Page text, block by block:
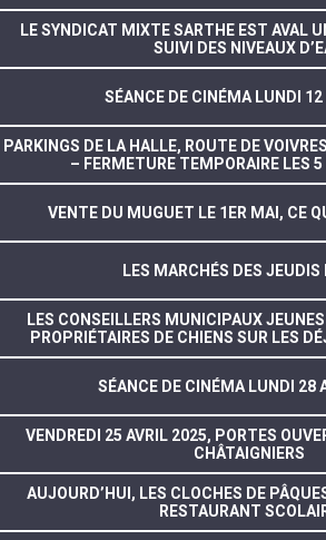
LE SYNDICAT MIXTE SARTHE EST AVAL
SUIVI DES NIVEAUX
SÉANCE DE CINÉMA LUNDI
PARKINGS DE LA HALLE, ROUTE DE
– FERMETURE TEMPORAIRE LES
VENTE DU MUGUET LE 1ER MAI, CE
LES MARCHÉS DES JEUDIS
LES CONSEILLERS MUNICIPAUX
PROPRIÉTAIRES DE CHIENS SUR LES
SÉANCE DE CINÉMA LUNDI 28
VENDREDI 25 AVRIL 2025, PORTES
CHÂTAIGNIERS
AUJOURD’HUI, LES CLOCHES DE
RESTAURANT